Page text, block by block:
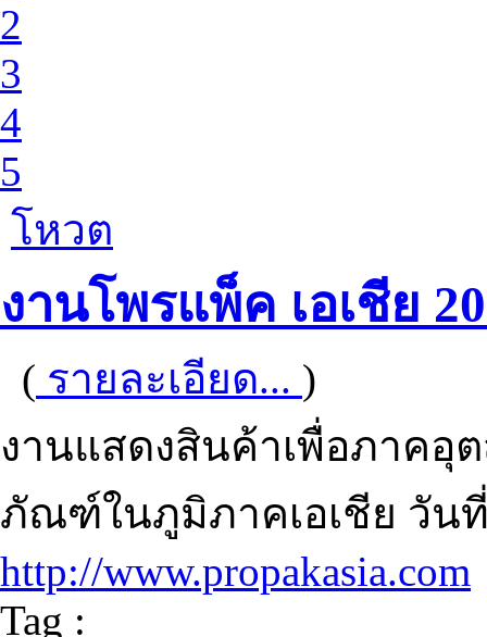
2
3
4
5
โหวต
งานโพรแพ็ค เอเชีย
( รายละเอียด... )
งานแสดงสินค้าเพื่อภาคอุ
ภัณฑ์ในภูมิภาคเอเชีย วันที่
http://www.propakasia.com
Tag :